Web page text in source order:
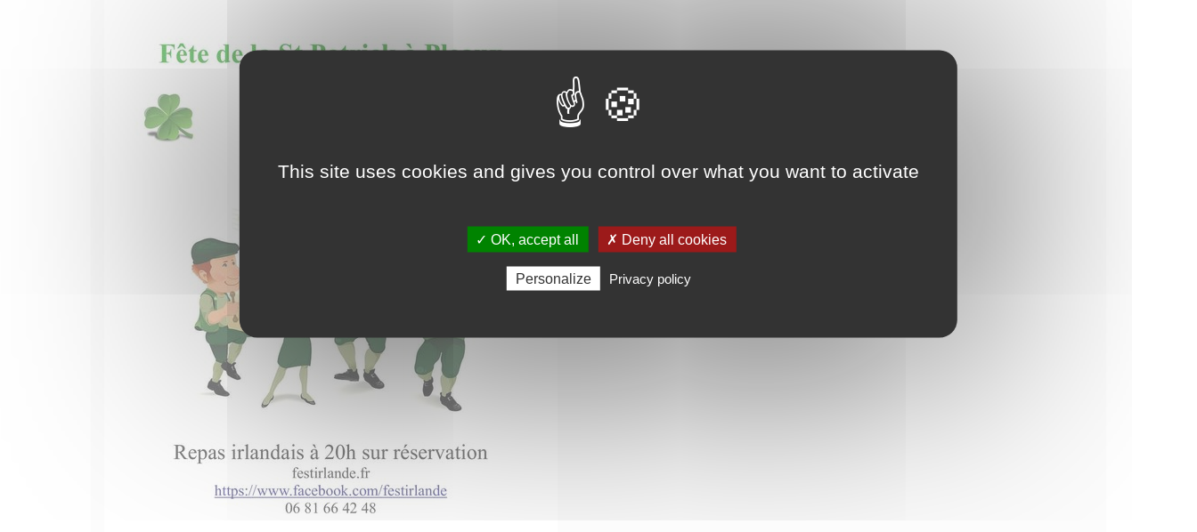
This site uses cookies and gives you control over what you want to activate
✓ OK, accept all ✗ Deny all cookies
Personalize Privacy policy